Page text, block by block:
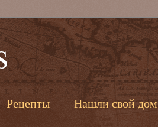
Рецепты Нашли свой дом